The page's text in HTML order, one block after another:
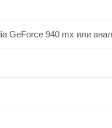
GeForce 940 mx или